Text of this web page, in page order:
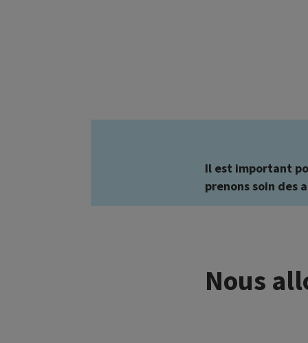
Il est important
prenons soin des
Nous